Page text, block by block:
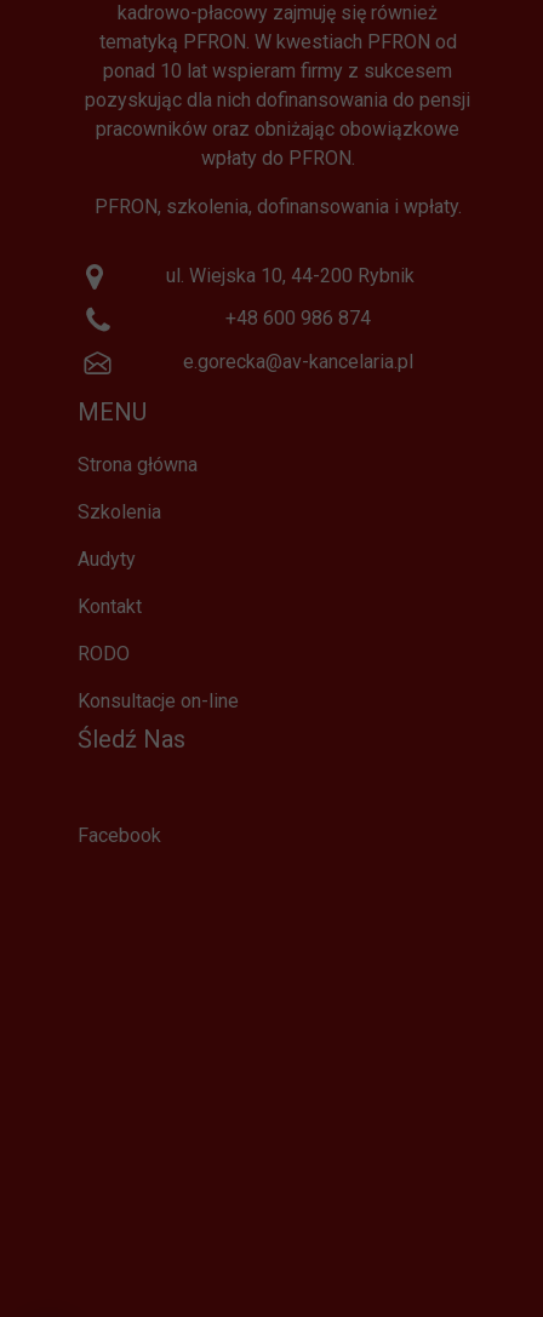
kadrowo-płacowy zajmuję się również
tematyką PFRON. W kwestiach PFRON od
ponad 10 lat wspieram firmy z sukcesem
pozyskując dla nich dofinansowania do pensji
pracowników oraz obniżając obowiązkowe
wpłaty do PFRON.
PFRON, szkolenia, dofinansowania i wpłaty.
ul. Wiejska 10, 44-200 Rybnik
+48 600 986 874
e.gorecka@av-kancelaria.pl
MENU
Strona główna
Szkolenia
Audyty
Kontakt
RODO
Konsultacje on-line
Śledź Nas
Facebook